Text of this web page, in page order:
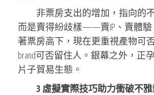
非票房支出的增加，指向的
而是賣得紛歧樣——賣IP、賣體驗
著票房高下，現在更重視產物可
brand可否留住人。銀幕之外，正
片子貿易生態。
3 虛擬實際技巧助力衝破不